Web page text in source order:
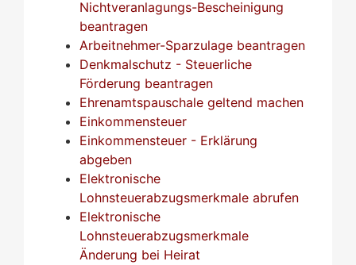
Nichtveranlagungs-Bescheinigung
beantragen
Arbeitnehmer-Sparzulage beantragen
Denkmalschutz - Steuerliche
Förderung beantragen
Ehrenamtspauschale geltend machen
Einkommensteuer
Einkommensteuer - Erklärung
abgeben
Elektronische
Lohnsteuerabzugsmerkmale abrufen
Elektronische
Lohnsteuerabzugsmerkmale
Änderung bei Heirat